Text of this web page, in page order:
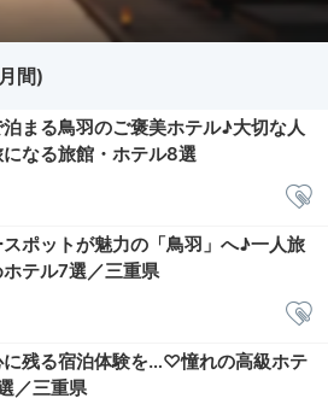
間)
まる鳥羽のご褒美ホテル♪大切な人
になる旅館・ホテル8選
ポットが魅力の「鳥羽」へ♪一人旅
テル7選／三重県
に残る宿泊体験を…♡憧れの高級ホテ
／三重県